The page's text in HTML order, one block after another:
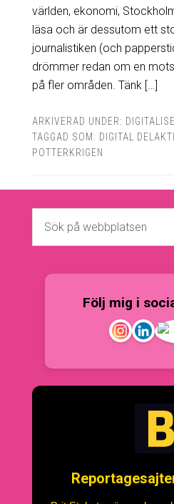
världen, ekonomi,
läsa och är dessutom ett
journalistiken (och
drömmer redan om en
på fler områden. Tänk […]
ARKIVERAD UNDER:
TAGGAD SOM: DIGITAL
POTTERKRIGEN
Följ mig i